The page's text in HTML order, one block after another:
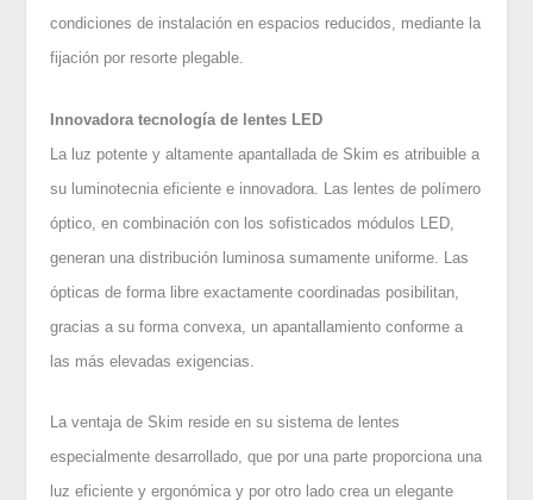
condiciones de instalación en espacios reducidos, mediante la
fijación por resorte plegable.
Innovadora tecnología de lentes LED
La luz potente y altamente apantallada de Skim es atribuible a
su luminotecnia eficiente e innovadora. Las lentes de polímero
óptico, en combinación con los sofisticados módulos LED,
generan una distribución luminosa sumamente uniforme. Las
ópticas de forma libre exactamente coordinadas posibilitan,
gracias a su forma convexa, un apantallamiento conforme a
las más elevadas exigencias.
La ventaja de Skim reside en su sistema de lentes
especialmente desarrollado, que por una parte proporciona una
luz eficiente y ergonómica y por otro lado crea un elegante